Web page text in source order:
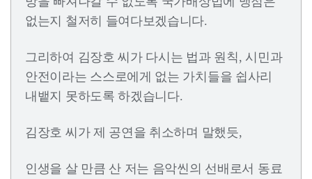
없는지 철저히 들여다보겠습니다.
그리하여 김장호 씨가 다시는 법과 원칙, 시민과
안전이라는 스스로에게 없는 가치들을 쉽사리
내뱉지 못하도록 하겠습니다.
김장호 씨가 제 공연을 취소하며 말했듯,
인생을 살 만큼 산 저는 음악씬의 선배로서 동료